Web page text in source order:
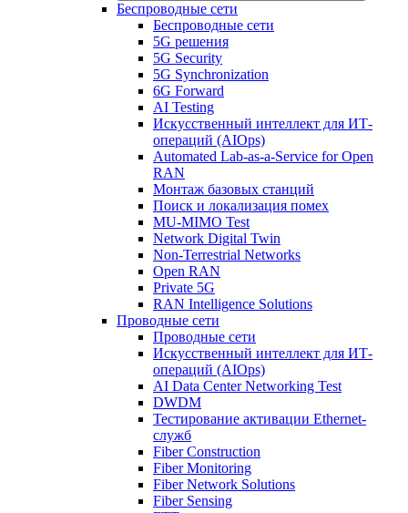
Беспроводные сети
Беспроводные сети
5G решения
5G Security
5G Synchronization
6G Forward
AI Testing
Искусственный интеллект для ИТ-
операций (AIOps)
Automated Lab-as-a-Service for Open
RAN
Монтаж базовых станций
Поиск и локализация помех
MU-MIMO Test
Network Digital Twin
Non-Terrestrial Networks
Open RAN
Private 5G
RAN Intelligence Solutions
Проводные сети
Проводные сети
Искусственный интеллект для ИТ-
операций (AIOps)
AI Data Center Networking Test
DWDM
Тестирование активации Ethernet-
служб
Fiber Construction
Fiber Monitoring
Fiber Network Solutions
Fiber Sensing